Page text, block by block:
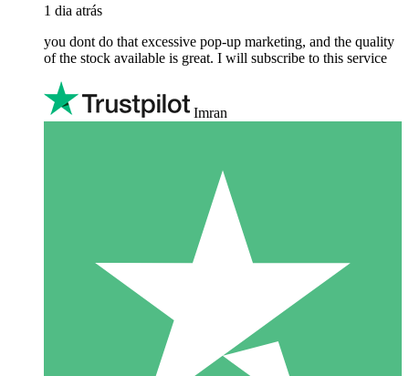
1 dia atrás
you dont do that excessive pop-up marketing, and the quality
of the stock available is great. I will subscribe to this service
Imran